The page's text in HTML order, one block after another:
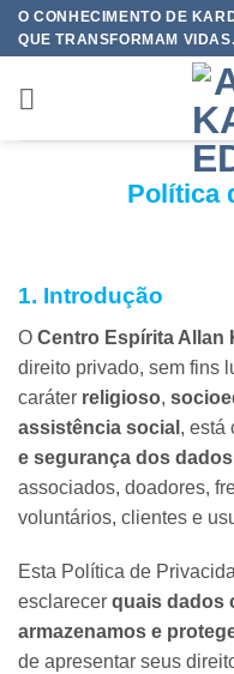
SkipO CONHECIMENTO DE
QUE TRANSFORMAM VIDAS.
Política
1. Introdução
O Centro Espírita Allan
direito privado, sem fins
caráter religioso,
assistência social , está
e segurança dos
associados, doadores,
voluntários, clientes e
Esta Política de
esclarecer quais dados
armazenamos e
de apresentar seus